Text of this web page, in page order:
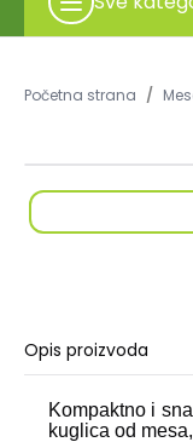
Početna strana /
Opis proizvoda
Kompaktno i
kuglica od